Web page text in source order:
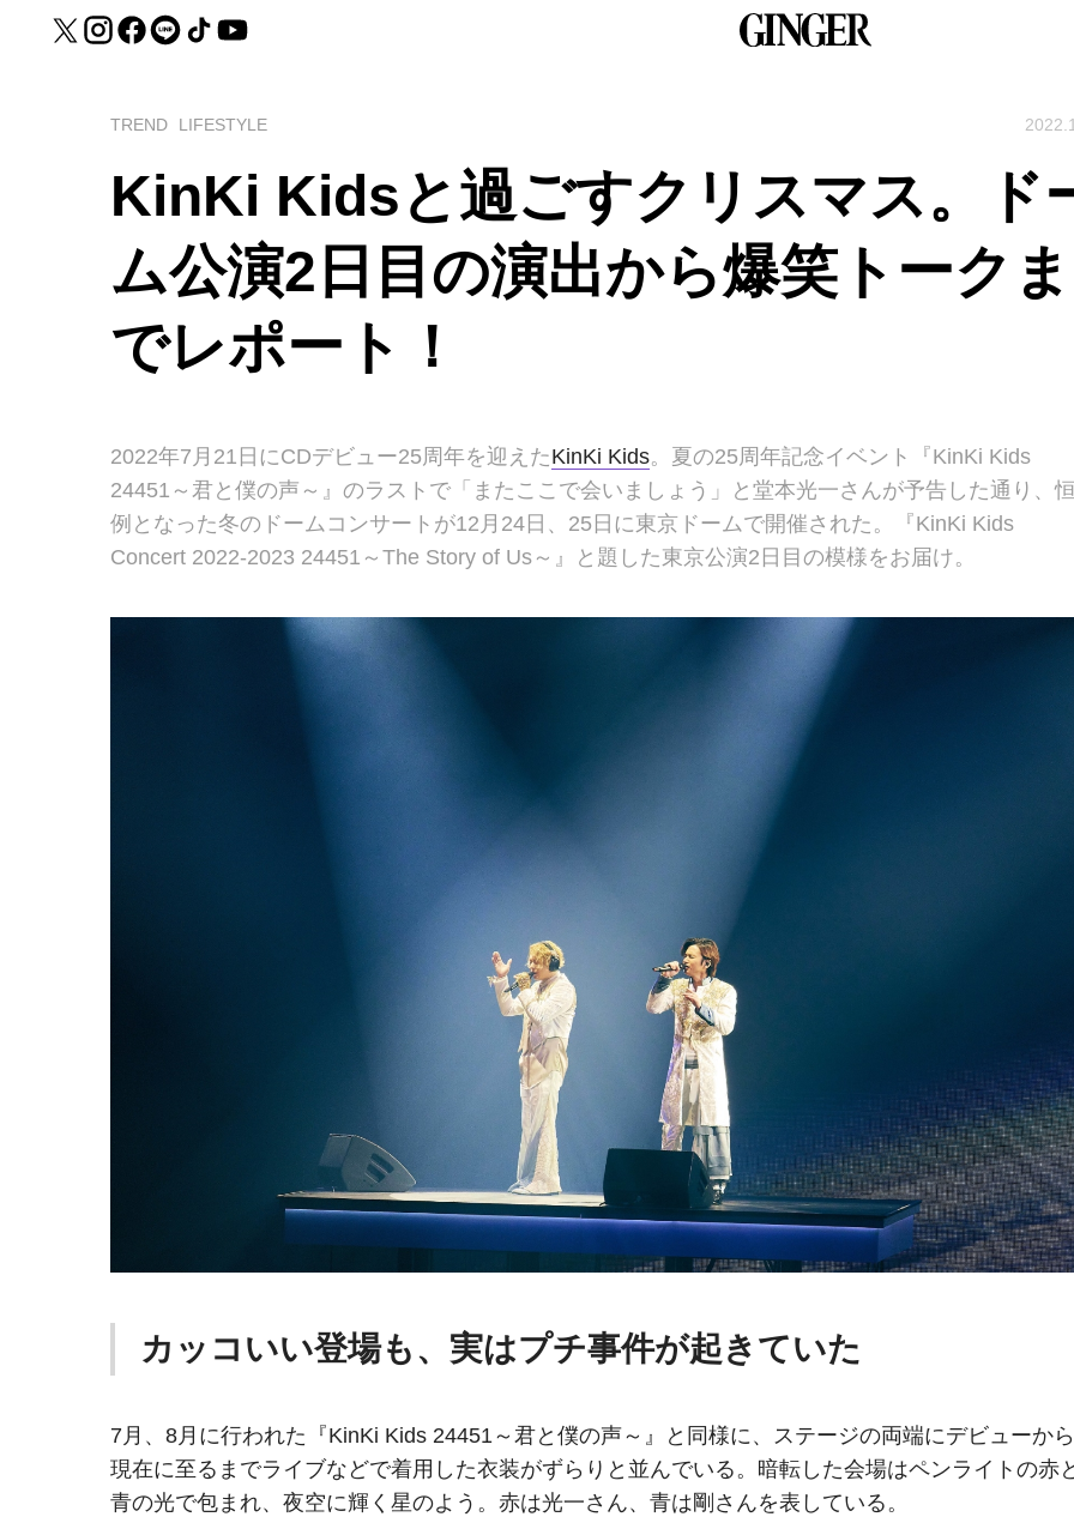
TREND LIFESTYLE
KinKi Kidsと過ごすクリスマス。ド
ム公演2日目の演出から爆笑トークま
でレポート！
2022年7月21日にCDデビュー25周年を迎えたKinKi Kids。夏の25周年記念イベント『KinKi Kids
24451～君と僕の声～』のラストで「またここで会いましょう」と堂本光一さんが予告した通り、恒
例となった冬のドームコンサートが12月24日、25日に東京ドームで開催された。『KinKi Kids
Concert 2022‐2023 24451～The Story of Us～』と題した東京公演2日目の模様をお届け。
カッコいい登場も、実はプチ事件が起きていた
7月、8月に行われた『KinKi Kids 24451～君と僕の声～』と同様に、ステージの両端にデビューから
現在に至るまでライブなどで着用した衣装がずらりと並んでいる。暗転した会場はペンライトの赤
青の光で包まれ、夜空に輝く星のよう。赤は光一さん、青は剛さんを表している。